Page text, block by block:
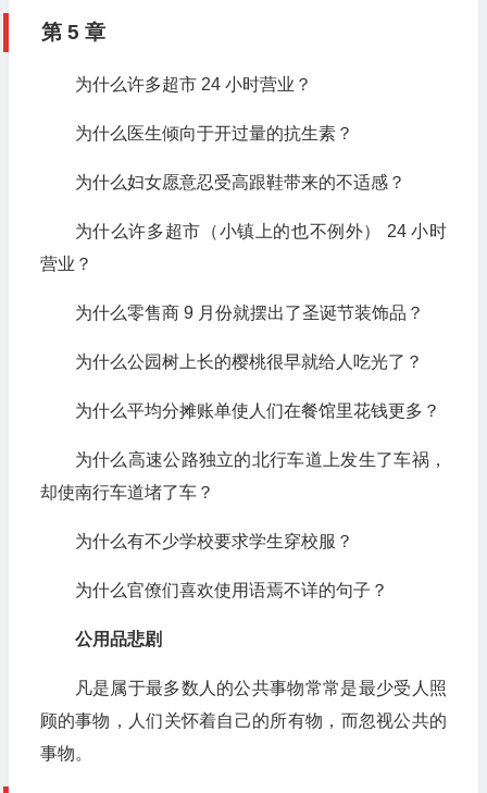
第 5 章
为什么许多超市 24 小时营业？
为什么医生倾向于开过量的抗生素？
为什么妇女愿意忍受高跟鞋带来的不适感？
为什么许多超市（小镇上的也不例外） 24 小时
营业？
为什么零售商 9 月份就摆出了圣诞节装饰品？
为什么公园树上长的樱桃很早就给人吃光了？
为什么平均分摊账单使人们在餐馆里花钱更多？
为什么高速公路独立的北行车道上发生了车祸，
却使南行车道堵了车？
为什么有不少学校要求学生穿校服？
为什么官僚们喜欢使用语焉不详的句子？
公用品悲剧
凡是属于最多数人的公共事物常常是最少受人照
顾的事物，人们关怀着自己的所有物，而忽视公共的
事物。